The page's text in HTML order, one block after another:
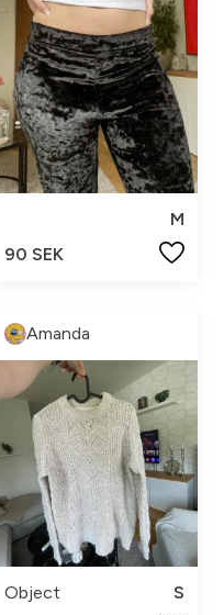
M
90 SEK
Amanda
Object
S